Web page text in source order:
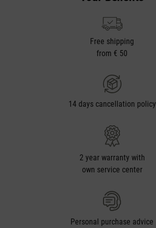
Free shipping
from € 50
14 days cancellation policy
2 year warranty with
own service center
Personal purchase advice